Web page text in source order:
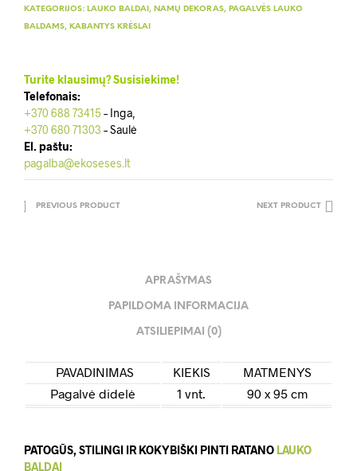
KATEGORIJOS: LAUKO BALDAI , NAMŲ DEKORAS, PAGALVĖS LAUKO
BALDAMS, KABANTYS KRĖSLAI
Turite klausimų? Susisiekime!
Telefonais:
+370 688 73415– Inga,
+370 680 71303 – Saulė
El. paštu:
pagalba@ekoseses.lt
PREVIOUS PRODUCT NEXT PRODUCT
APRAŠYMAS
PAPILDOMA INFORMACIJA
ATSILIEPIMAI (0)
PAVADINIMAS KIEKIS
MATMENYS
Pagalvė didelė
1 vnt. 90 x 95 cm
PATOGŪS, STILINGI IR KOKYBIŠKI PINTI RATANO LAUKO
BALDAI